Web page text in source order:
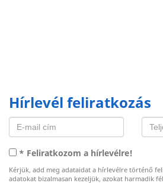
Hírlevél feliratkozás
* Feliratkozom a hírlevélre!
Kérjük, add meg adataidat a hírlevélre történő
adatokat bizalmasan kezeljük, azokat harmadik